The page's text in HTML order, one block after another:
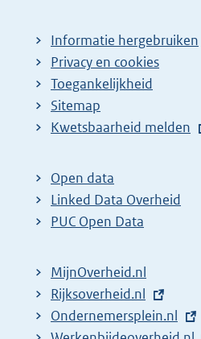
Informatie hergebruiken
Privacy en cookies
Toegankelijkheid
Sitemap
E
t
e
r
l
i
n
Kwetsbaarheid melden
Open data
Linked Data Overheid
PUC Open Data
MijnOverheid.nl
E
x
Rijksoverheid.nl
E
Ondernemersplein.nl